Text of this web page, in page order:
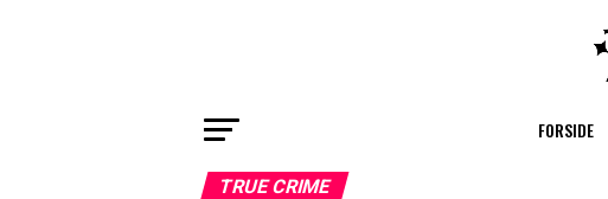
FORSIDE
TRUE CRIME